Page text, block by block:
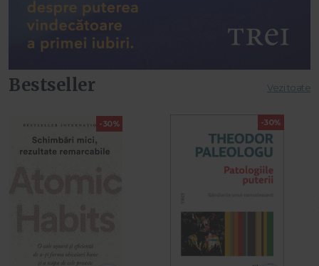
Bestseller Vezi toate
-30% -30%